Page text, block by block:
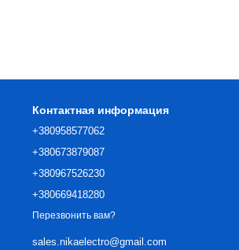
Контактная информация
+380958577062
+380673879087
+380967526230
+380669418280
Перезвонить вам?
sales.nikaelectro@gmail.com